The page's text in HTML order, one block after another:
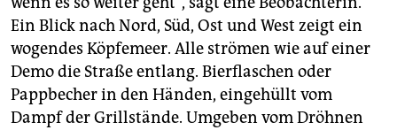
Ein Blick nach Nord, Süd, Ost und West zeigt ein
wogendes Köpfemeer. Alle strömen wie auf einer
Demo die Straße entlang. Bierflaschen oder
Pappbecher in den Händen, eingehüllt vom
Dampf der Grillstände. Umgeben vom Dröhnen